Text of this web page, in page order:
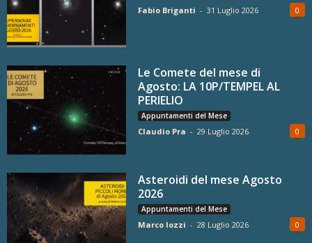
Fabio Briganti - 31 Luglio 2026 0
Le Comete del mese di
Agosto: LA 10P/TEMPEL AL
PERIELIO
Appuntamenti del Mese
Claudio Pra - 29 Luglio 2026 0
Asteroidi del mese Agosto
2026
Appuntamenti del Mese
Marco Iozzi - 28 Luglio 2026 0